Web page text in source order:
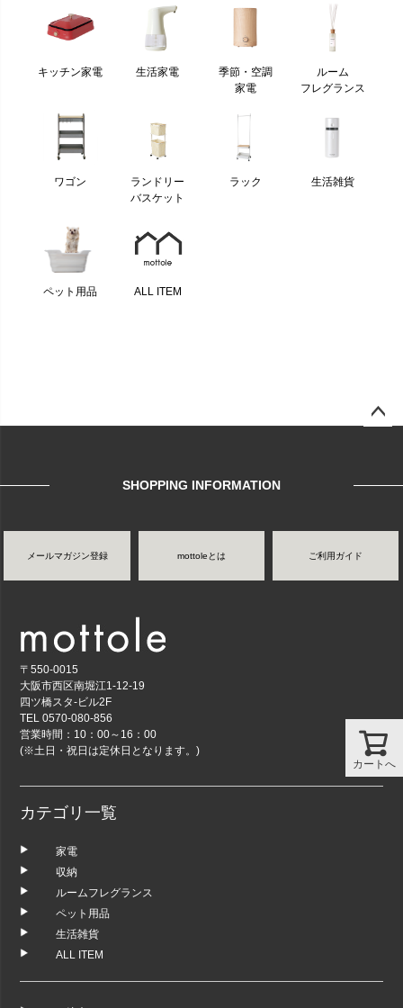
キッチン家電 生活家電
季節・空調
家電
ルーム
フレグランス
ワゴン
ランドリー
バスケット
ラック 生活雑貨
ペット用品 ALL ITEM
カートへ
SHOPPING INFORMATION
メールマガジン登録 mottoleとは ご利用ガイド
〒550-0015
大阪市西区南堀江1-12-19
四ツ橋スタ-ビル2F
TEL 0570-080-856
営業時間：10：00～16：00
(※土日・祝日は定休日となります。)
カテゴリ一覧
家電
収納
ルームフレグランス
ペット用品
生活雑貨
ALL ITEM